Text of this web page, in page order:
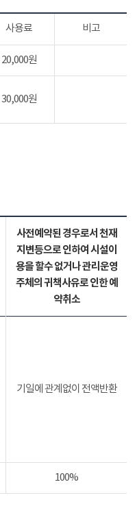
사용료 비고
20,000원
30,000원
사전예약된 경우로서 천재
지변등으로 인하여 시설이
용을 할수 없거나 관리운영
주체의 귀책사유로 인한 예
약취소
기일에 관계없이 전액반환
100%